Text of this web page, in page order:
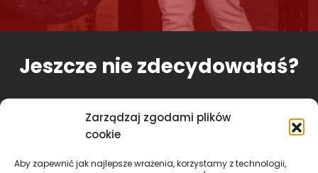
Zarządzaj zgodami plików
cookie
Aby zapewnić jak najlepsze wrażenia, korzystamy z technologii,
Jeszcze nie zdecydowałaś?
SPRAWDŹ MOJĄ OFERTĘ